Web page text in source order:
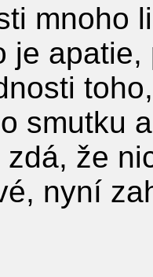
mnoho
je
smutku
zdá, že
nyní